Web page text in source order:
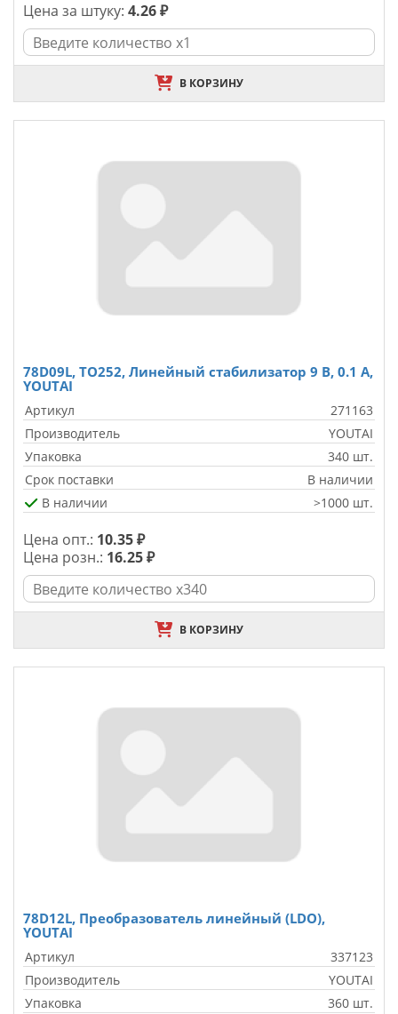
Цена за штуку: 4.26 ₽
В КОРЗИНУ
78D09L, TO252, Линейный стабилизатор 9 В, 0.1 А,
YOUTAI
Артикул
271163
Производитель
YOUTAI
Упаковка
340 шт.
Срок поставки
В наличии
В наличии
>1000 шт.
Цена опт.: 10.35 ₽
Цена розн.: 16.25 ₽
В КОРЗИНУ
78D12L, Преобразователь линейный (LDO),
YOUTAI
Артикул
337123
Производитель
YOUTAI
Упаковка
360 шт.